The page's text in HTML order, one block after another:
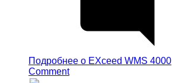
Подробнее о EXceed WMS 4000
Comment